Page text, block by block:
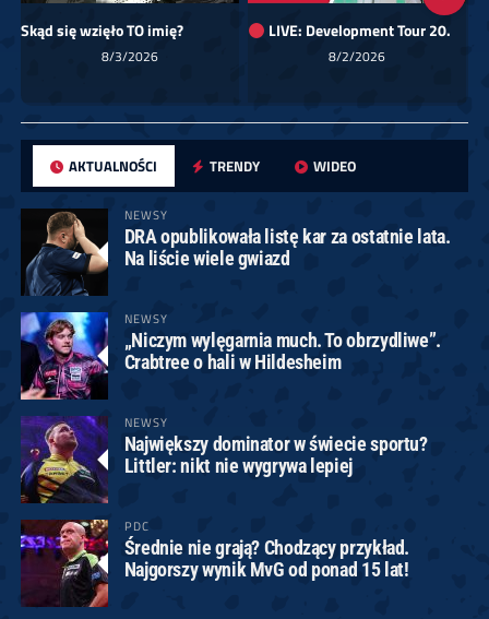
Skąd się wzięło TO imię?
8/3/2026
LIVE: Development Tour 20.
8/2/2026
AKTUALNOŚCI TRENDY WIDEO
NEWSY
DRA opublikowała listę kar za ostatnie lata.
Na liście wiele gwiazd
NEWSY
„Niczym wylęgarnia much. To obrzydliwe”.
Crabtree o hali w Hildesheim
NEWSY
Największy dominator w świecie sportu?
Littler: nikt nie wygrywa lepiej
PDC
Średnie nie grają? Chodzący przykład.
Najgorszy wynik MvG od ponad 15 lat!